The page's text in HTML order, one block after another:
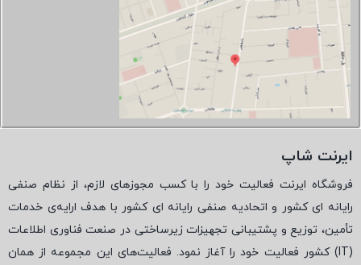
ایرنت شاپ
فروشگاه ایرنت فعالیت خود را با کسب مجوزهای لازم، از نظام صنفی
رایانه ای کشور و اتحادیه صنفی رایانه ای کشور با هدف ارایه‌ی خدمات
تأمین، توزیع و پشتیبانی تجهیزات زیرساختی در صنعت فناوری اطلاعات
(
IT) کشور فعالیت خود را آغاز نمود. فعالیت‌های این مجموعه از همان